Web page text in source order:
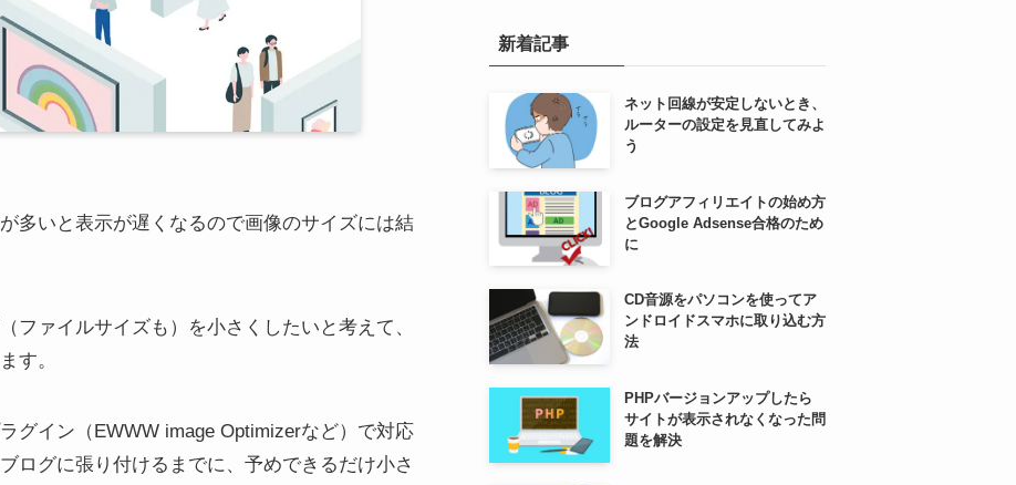
多いと表示が遅くなるので画像のサイズには結
ファイルサイズも）を小さくしたいと考えて、
す。
グイン（EWWW image Optimizerなど）で対応
ログに張り付けるまでに、予めできるだけ小さ
新着記事
ネット回線が安定しないとき、
ルーターの設定を見直してみよ
う
ブログアフィリエイトの始め方
とGoogle Adsense合格のため
に
CD音源をパソコンを使ってア
ンドロイドスマホに取り込む方
法
PHPバージョンアップしたら
サイトが表示されなくなった問
題を解決